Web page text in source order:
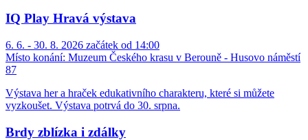
IQ Play Hravá výstava
6. 6. - 30. 8. 2026 začátek od 14:00
Místo konání: Muzeum Českého krasu v Berouně - Husovo náměstí
87
Výstava her a hraček edukativního charakteru, které si můžete
vyzkoušet. Výstava potrvá do 30. srpna.
Brdy zblízka i zdálky